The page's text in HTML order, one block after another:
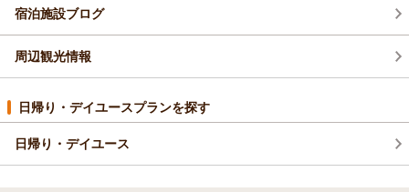
宿泊施設ブログ
周辺観光情報
日帰り・デイユースプランを探す
日帰り・デイユース